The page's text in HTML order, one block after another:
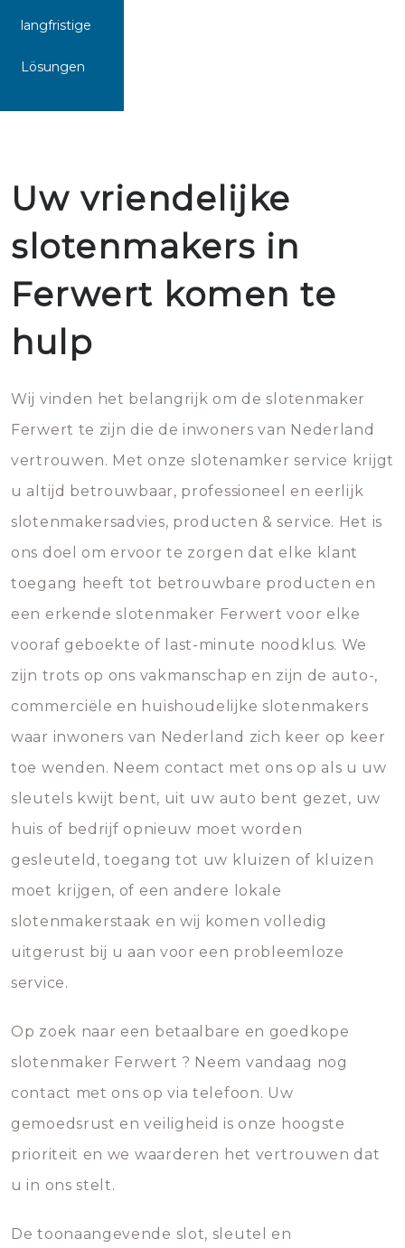
langfristige
Lösungen
Uw vriendelijke
slotenmakers in
Ferwert komen te
hulp
Wij vinden het belangrijk om de slotenmaker
Ferwert te zijn die de inwoners van Nederland
vertrouwen. Met onze slotenamker service krijgt
u altijd betrouwbaar, professioneel en eerlijk
slotenmakersadvies, producten & service. Het is
ons doel om ervoor te zorgen dat elke klant
toegang heeft tot betrouwbare producten en
een erkende slotenmaker Ferwert voor elke
vooraf geboekte of last-minute noodklus. We
zijn trots op ons vakmanschap en zijn de auto-,
commerciële en huishoudelijke slotenmakers
waar inwoners van Nederland zich keer op keer
toe wenden. Neem contact met ons op als u uw
sleutels kwijt bent, uit uw auto bent gezet, uw
huis of bedrijf opnieuw moet worden
gesleuteld, toegang tot uw kluizen of kluizen
moet krijgen, of een andere lokale
slotenmakerstaak en wij komen volledig
uitgerust bij u aan voor een probleemloze
service.
Op zoek naar een betaalbare en goedkope
slotenmaker Ferwert ? Neem vandaag nog
contact met ons op via telefoon. Uw
gemoedsrust en veiligheid is onze hoogste
prioriteit en we waarderen het vertrouwen dat
u in ons stelt.
De toonaangevende slot, sleutel en